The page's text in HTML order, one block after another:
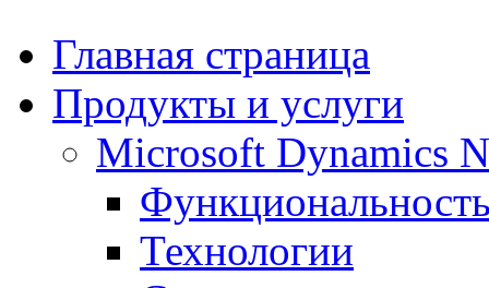
Главная страница
Продукты и услуги
Microsoft Dynamics
Технологии